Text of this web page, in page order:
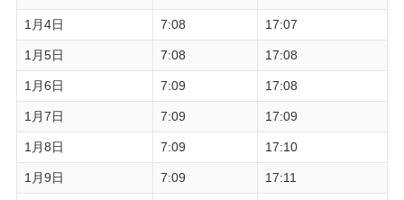
1月4日 7:08 17:07
1月5日 7:08 17:08
1月6日 7:09 17:08
1月7日 7:09 17:09
1月8日 7:09 17:10
1月9日 7:09 17:11